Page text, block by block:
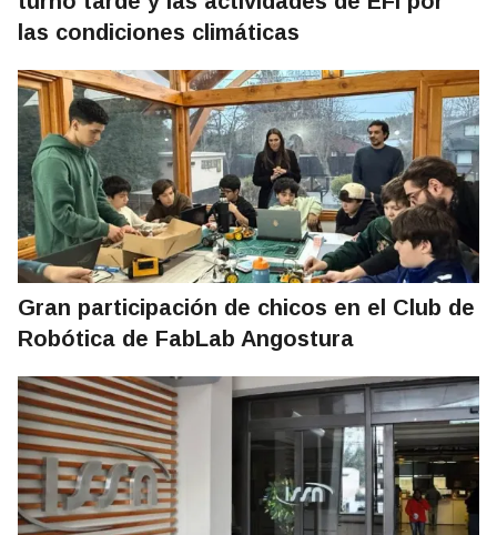
las condiciones climáticas
Gran participación de chicos en el Club de
Robótica de FabLab Angostura